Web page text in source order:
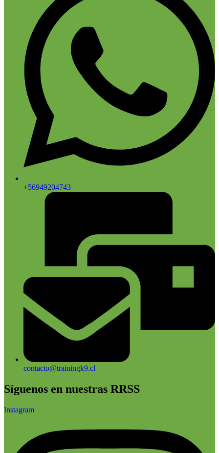
+56949204743
contacto@trainingk9.cl
Síguenos en nuestras RRSS
Instagram